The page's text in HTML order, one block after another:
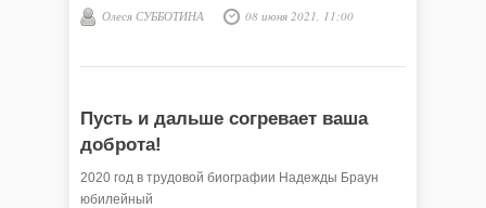
Олеся СУББОТИНА 08 июня 2021, 11:00
Пусть и дальше согревает ваша
доброта!
2020 год в трудовой биографии Надежды Браун
юбилейный